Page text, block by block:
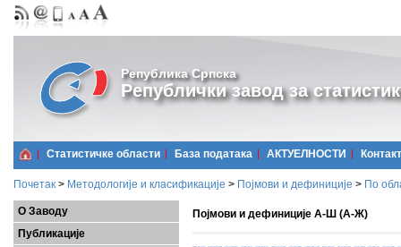
Република Српска
Републички завод за
Статистичке области Базa података АКТУЕЛНОСТИ Контакт
Почетак > Методологије и класификације > Појмови и дефиниције > По
О Заводу
Публикације
Појмови и дефиниције А-Ш (А-Ж)